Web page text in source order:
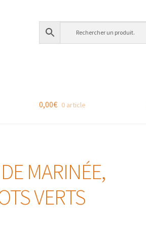
0,00€ 0 article
MARINÉE,
VERTS